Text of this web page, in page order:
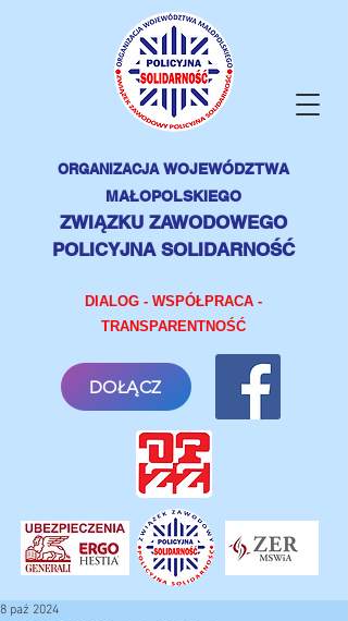
ORGANIZACJAWOJEWÓDZTWA
MAŁOPOLSKIEGO
ZWIĄZKU ZAWODOWEGO
POLICYJNA SOLIDARNOŚĆ
DIALOG - WSPÓŁPRACA -
TRANSPARENTNOŚĆ
DOŁĄCZ
8 paź 2024